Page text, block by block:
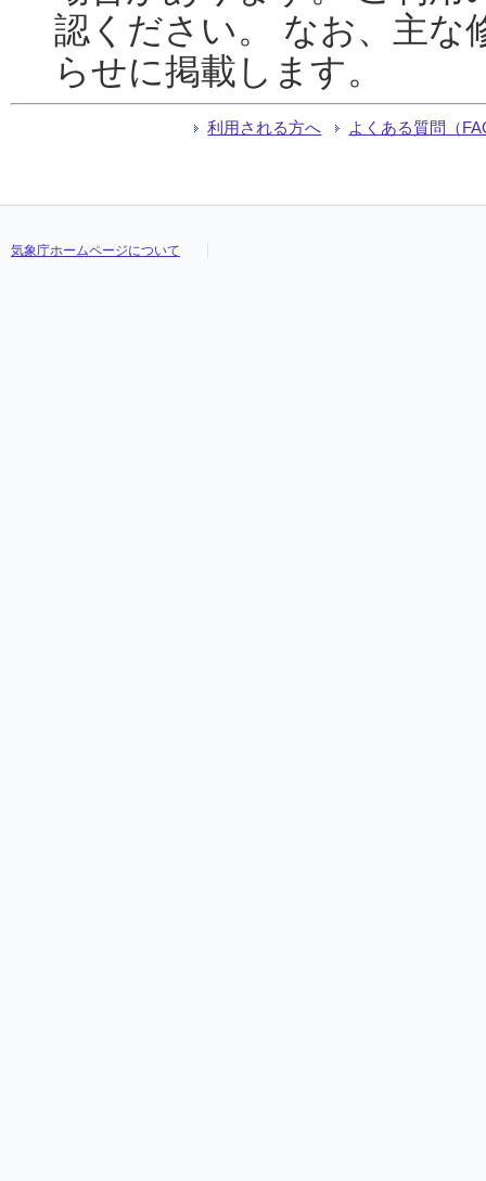
認ください。 なお、主な
らせに掲載します。
利用される方へ よくある質問（
気象庁ホームページについて